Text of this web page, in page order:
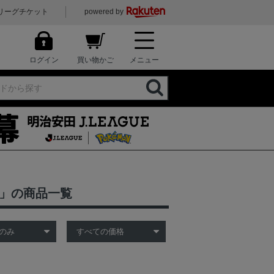
ーグチケット powered by
ログイン 買い物かご メニュー
の商品一覧